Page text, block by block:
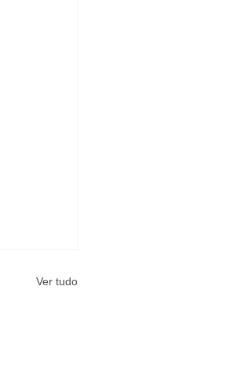
Ver tudo